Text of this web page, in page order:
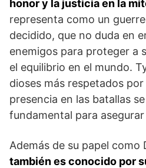
honor y la justicia en ‌la
representa como un
decidido, que no duda en⁣
enemigos para proteger a
el equilibrio en el mundo.
dioses más respetados
presencia en las batallas
fundamental para
Además de su papel como
también es conocido por